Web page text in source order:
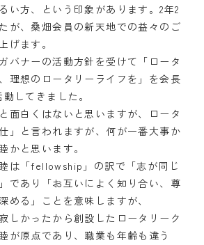
い方、という印象があります。2年2
が、桑畑会員の新天地での益々のご
げます。
バナーの活動方針を受けて「ロータ
理想のロータリーライフを」を会長
してきました。
面白くはないと思いますが、ロータ
」と言われますが、何が一番大事か
かと思います。
は「fellowship」の訳で「志が同じ
であり「お互いによく知り合い、尊
める」ことを意味しますが、
しかったから創設したロータリーク
が原点であり、職業も年齢も違う